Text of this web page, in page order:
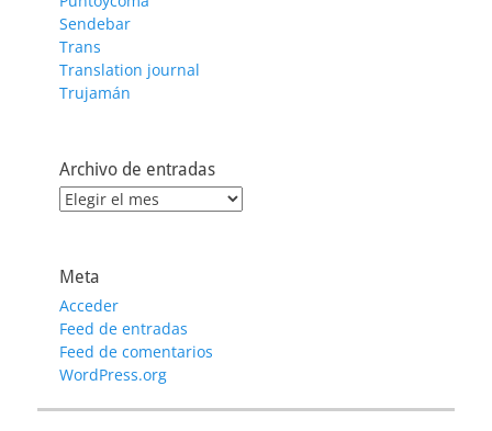
Sendebar
Trans
Translation journal
Trujamán
Archivo de entradas
Archivo
Meta
Acceder
Feed de entradas
Feed de comentarios
WordPress.org